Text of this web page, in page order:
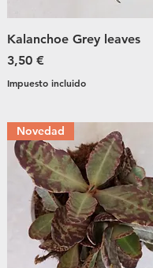
Vista rápida
Kalanchoe Grey leaves
Precio
3,50 €
Impuesto incluido
Novedad